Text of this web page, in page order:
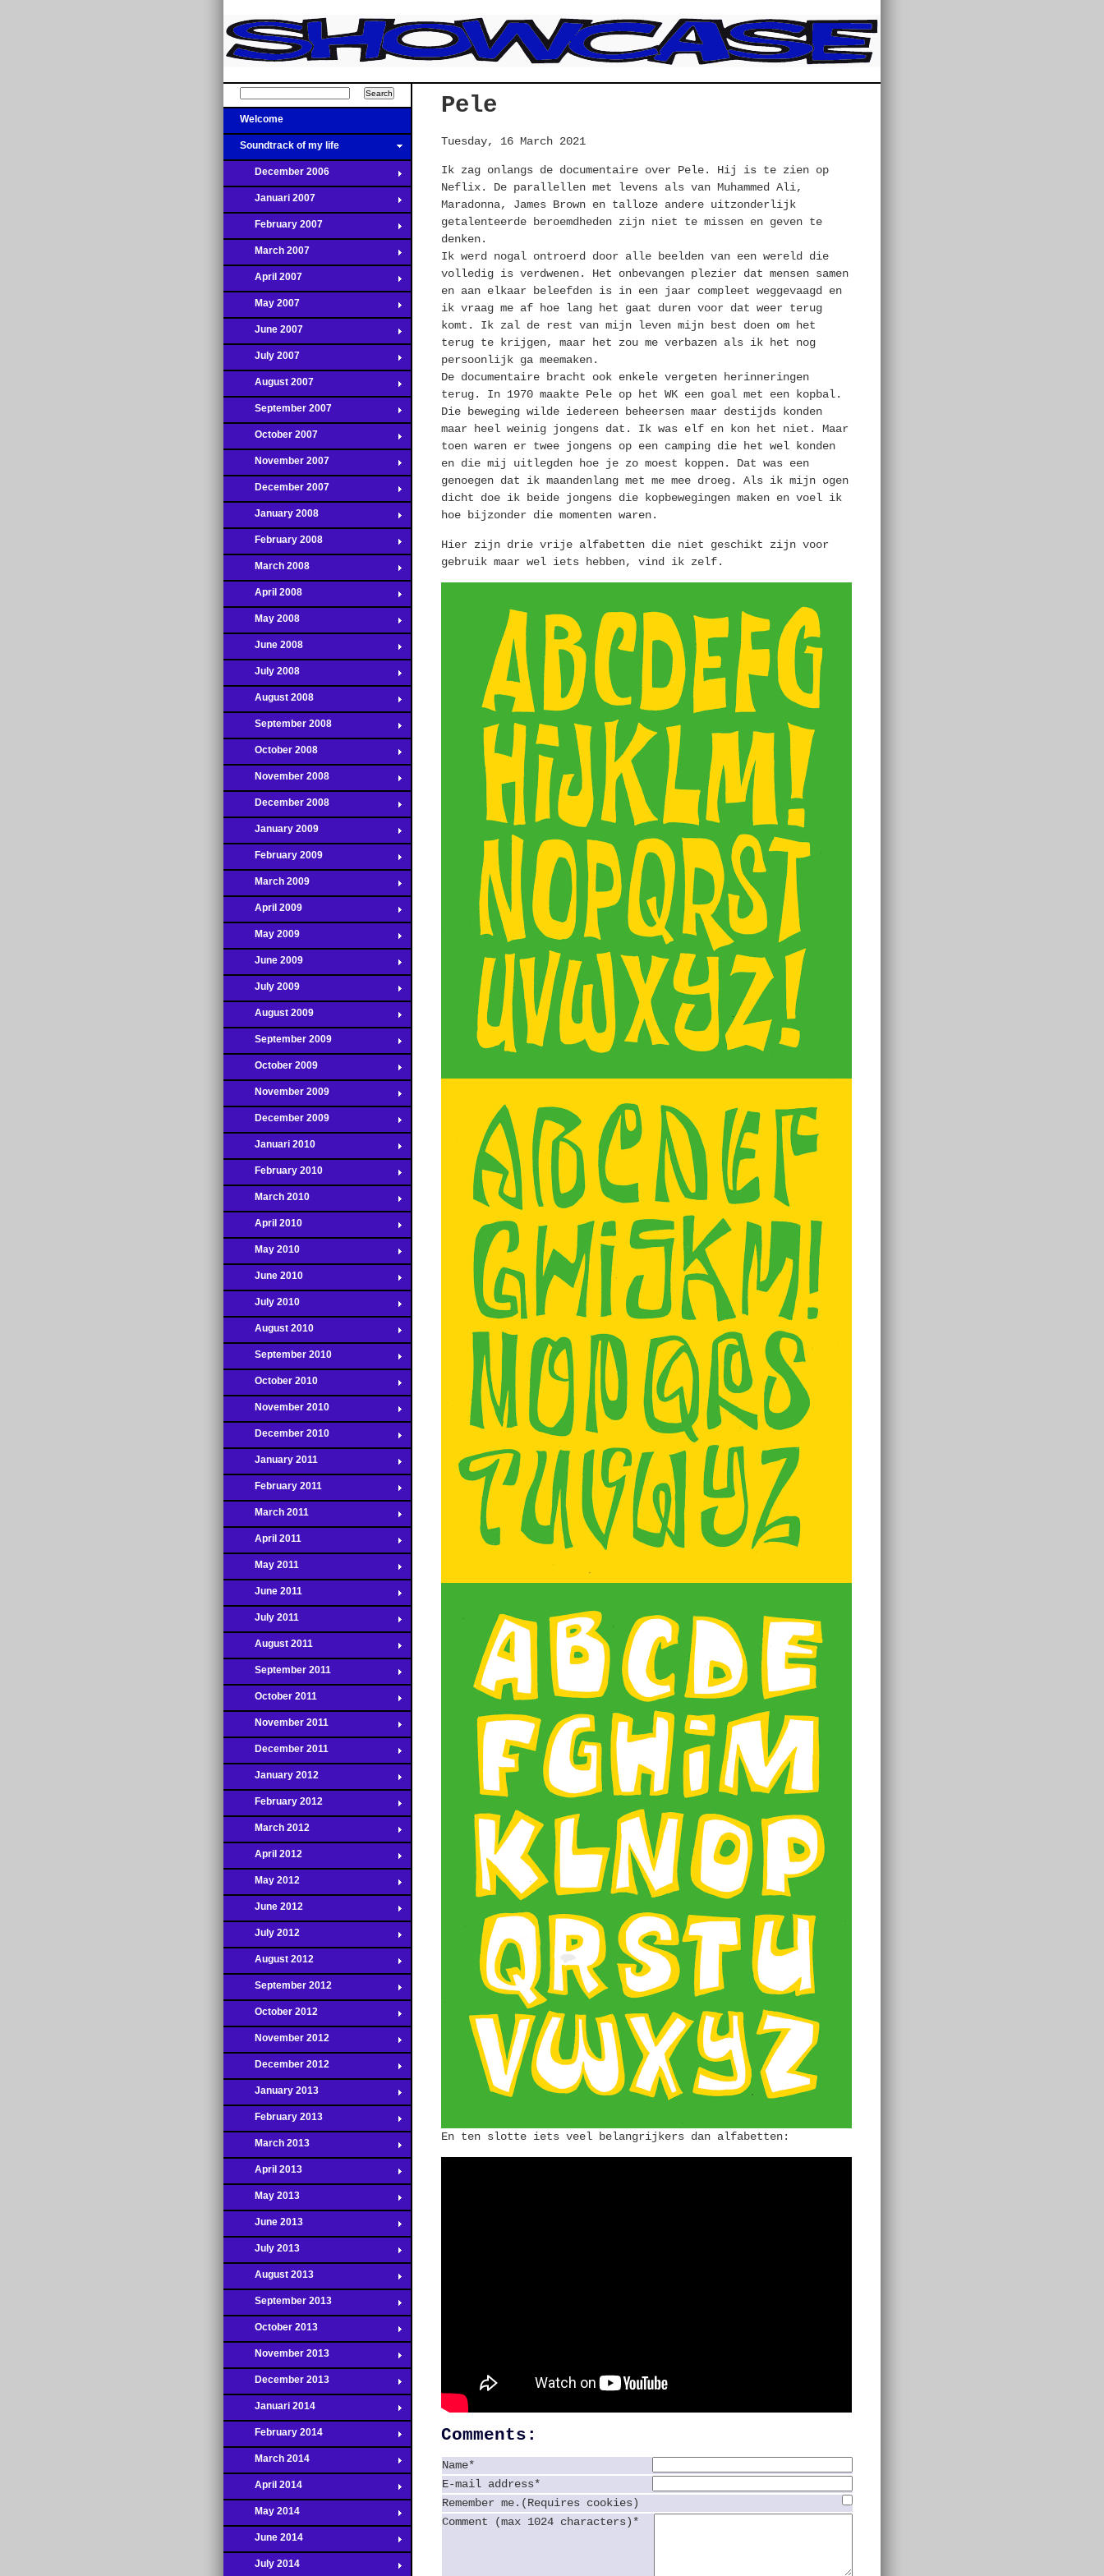
Welcome
Soundtrack of my life
December 2006
Januari 2007
February 2007
March 2007
April 2007
May 2007
June 2007
July 2007
August 2007
September 2007
October 2007
November 2007
December 2007
January 2008
February 2008
March 2008
April 2008
May 2008
June 2008
July 2008
August 2008
September 2008
October 2008
November 2008
December 2008
January 2009
February 2009
March 2009
April 2009
May 2009
June 2009
July 2009
August 2009
September 2009
October 2009
November 2009
December 2009
Januari 2010
February 2010
March 2010
April 2010
May 2010
June 2010
July 2010
August 2010
September 2010
October 2010
November 2010
December 2010
January 2011
February 2011
March 2011
April 2011
May 2011
June 2011
July 2011
August 2011
September 2011
October 2011
November 2011
December 2011
January 2012
February 2012
March 2012
April 2012
May 2012
June 2012
July 2012
August 2012
September 2012
October 2012
November 2012
December 2012
January 2013
February 2013
March 2013
April 2013
May 2013
June 2013
July 2013
August 2013
September 2013
October 2013
November 2013
December 2013
Januari 2014
February 2014
March 2014
April 2014
May 2014
June 2014
July 2014
Pele
Tuesday, 16 March 2021
Ik zag onlangs de documentaire over Pele. Hij is te zien op
Neflix. De parallellen met levens als van Muhammed Ali,
Maradonna, James Brown en talloze andere uitzonderlijk
getalenteerde beroemdheden zijn niet te missen en geven te
denken.
Ik werd nogal ontroerd door alle beelden van een wereld die
volledig is verdwenen. Het onbevangen plezier dat mensen samen
en aan elkaar beleefden is in een jaar compleet weggevaagd en
ik vraag me af hoe lang het gaat duren voor dat weer terug
komt. Ik zal de rest van mijn leven mijn best doen om het
terug te krijgen, maar het zou me verbazen als ik het nog
persoonlijk ga meemaken.
De documentaire bracht ook enkele vergeten herinneringen
terug. In 1970 maakte Pele op het WK een goal met een kopbal.
Die beweging wilde iedereen beheersen maar destijds konden
maar heel weinig jongens dat. Ik was elf en kon het niet. Maar
toen waren er twee jongens op een camping die het wel konden
en die mij uitlegden hoe je zo moest koppen. Dat was een
genoegen dat ik maandenlang met me mee droeg. Als ik mijn ogen
dicht doe ik beide jongens die kopbewegingen maken en voel ik
hoe bijzonder die momenten waren.
Hier zijn drie vrije alfabetten die niet geschikt zijn voor
gebruik maar wel iets hebben, vind ik zelf.
En ten slotte iets veel belangrijkers dan alfabetten:
Comments:
Name*
E-mail address*
Remember me.(Requires cookies)
Comment (max 1024 characters)*